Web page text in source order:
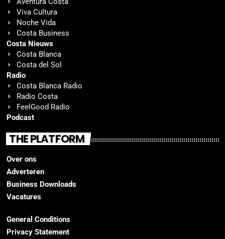
Viva Cultura
Noche Vida
Costa Business
Costa Nieuws
Costa Blanca
Costa del Sol
Radio
Costa Blanca Radio
Radio Costa
FeelGood Radio
Podcast
THE PLATFORM
Over ons
Adverteren
Business Downloads
Vacatures
General Conditions
Privacy Statement